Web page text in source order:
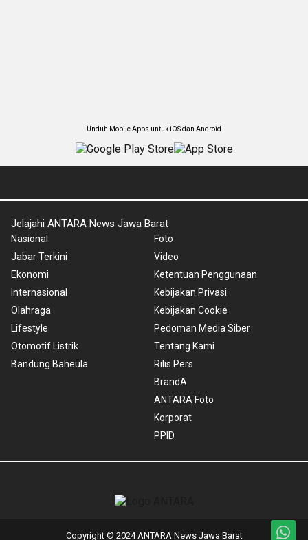
Unduh Mobile Apps untuk iOS dan Android
Jelajahi ANTARA News Jawa Barat
Nasional
Jabar Terkini
Ekonomi
Internasional
Olahraga
Lifestyle
Otomotif Listrik
Bandung Baheula
Foto
Video
Ketentuan Penggunaan
Kebijakan Privasi
Kebijakan Cookie
Pedoman Media Siber
Tentang Kami
Rilis Pers
BrandA
ANTARA Foto
Korporat
PPID
Copyright © 2024 ANTARA News Jawa Barat